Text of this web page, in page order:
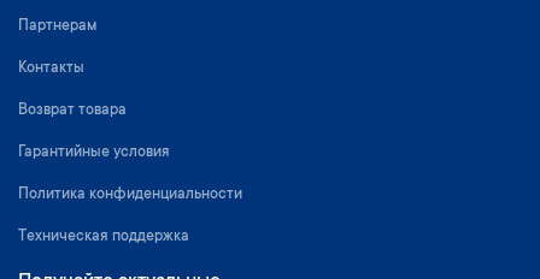
Партнерам
Контакты
Возврат товара
Гарантийные условия
Политика конфиденциальности
Техническая поддержка